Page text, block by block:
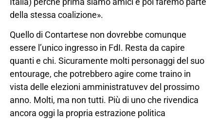
della stessa coalizione».
Quello di Contartese non dovrebbe comunque
essere l’unico ingresso in FdI. Resta da capire
quanti e chi. Sicuramente molti personaggi del suo
entourage, che potrebbero agire come traino in
vista delle elezioni amministratuvev del prossimo
anno. Molti, ma non tutti. Più di uno che rivendica
ancora oggi la propria estrazione politica